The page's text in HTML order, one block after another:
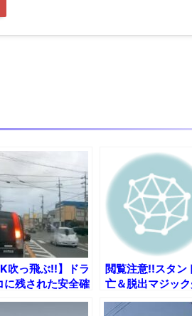
！
吹っ飛ぶ!!】ドラ
に残された安全確
怠った者たちの末
閲覧注意!!スタン
亡＆脱出マジッ
集